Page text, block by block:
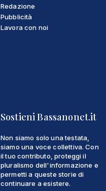
Redazione
Pubblicità
Lavora con noi
Sostieni Bassanonet.it
Non siamo solo una testata,
siamo una voce collettiva. Con
il tuo contributo, proteggi il
pluralismo dell'informazione e
permetti a queste storie di
continuare a esistere.